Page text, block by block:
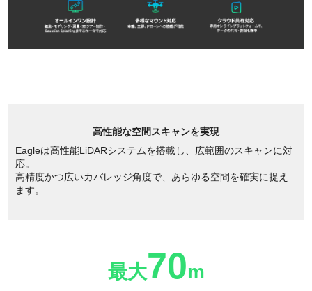
高性能な空間スキャンを実現
Eagleは高性能LiDARシステムを搭載し、広範囲のスキャンに対
応。
高精度かつ広いカバレッジ角度で、あらゆる空間を確実に捉え
ます。
最大70m